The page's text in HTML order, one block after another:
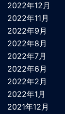
2022年12月
2022年11月
2022年9月
2022年8月
2022年7月
2022年6月
2022年2月
2022年1月
2021年12月